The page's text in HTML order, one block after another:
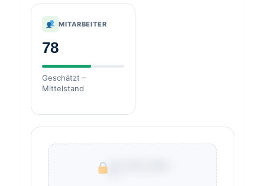
MITARBEITER
78
Geschätzt –
Mittelstand